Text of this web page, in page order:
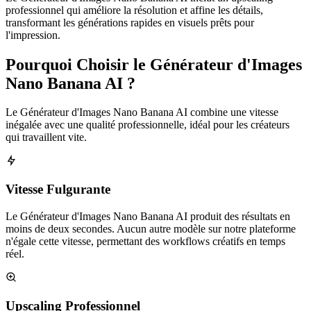
professionnel qui améliore la résolution et affine les détails,
transformant les générations rapides en visuels prêts pour
l'impression.
Pourquoi Choisir le Générateur d'Images
Nano Banana AI ?
Le Générateur d'Images Nano Banana AI combine une vitesse
inégalée avec une qualité professionnelle, idéal pour les créateurs
qui travaillent vite.
Vitesse Fulgurante
Le Générateur d'Images Nano Banana AI produit des résultats en
moins de deux secondes. Aucun autre modèle sur notre plateforme
n'égale cette vitesse, permettant des workflows créatifs en temps
réel.
Upscaling Professionnel